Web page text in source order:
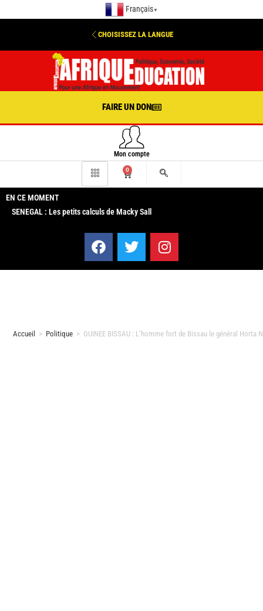
Français ▼
CHOISISSEZ LA LANGUE
FAIRE UN DON
Mon compte
0
EN CE MOMENT
SENEGAL : Les petits calculs de Macky Sall
Accueil > Politique > GUINEE BISSAU : L’homme fort de Bissau le général Horta